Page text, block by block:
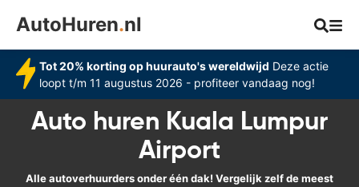
AutoHuren.nl
Tot 20% korting op huurauto's wereldwijd Deze actie
loopt t/m 11 augustus 2026 - profiteer vandaag nog!
Auto huren Kuala Lumpur
Airport
Alle autoverhuurders onder één dak! Vergelijk zelf de meest